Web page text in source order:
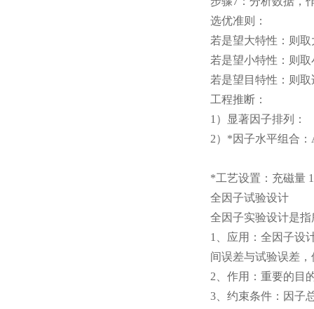
选优准则：
若是望大特性：则
若是望小特性：则
若是望目特性：则
工程推断：
1）显著因子排列
2）*因子水平组合
*工艺设置：充磁量
全因子试验设计
全因子实验设计是
1、应用：全因子设
间误差与试验误差
2、作用：重要的目
3、约束条件：因子